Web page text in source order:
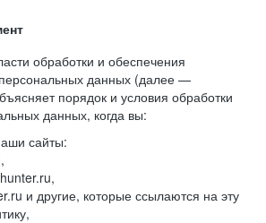
обработки и обеспечения
данных (далее —
порядок и условия обработки
данных, когда вы:
сайты:
и другие, которые ссылаются на эту